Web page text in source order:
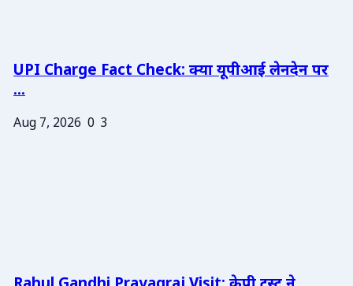
UPI Charge Fact Check: क्या यूपीआई लेनदेन पर
...
Aug 7, 2026 0 3